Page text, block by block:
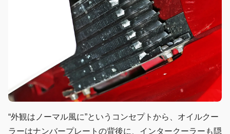
“外観はノーマル風に”というコンセプトから、オイルクー
ラーはナンバープレートの背後に、インタークーラーも隠